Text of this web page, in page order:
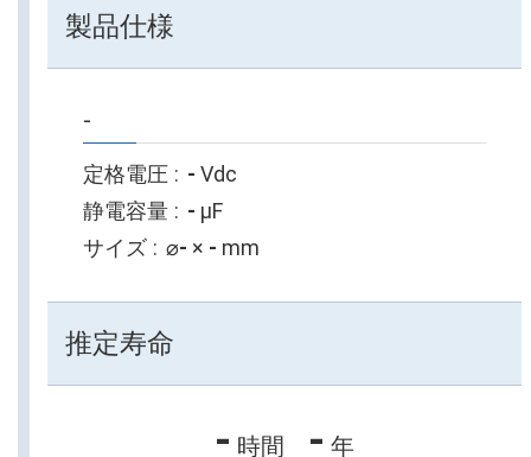
製品仕様
-
定格電圧 - Vdc
静電容量
- µF
サイズ
⌀- × - mm
推定寿命
- 時間 - 年